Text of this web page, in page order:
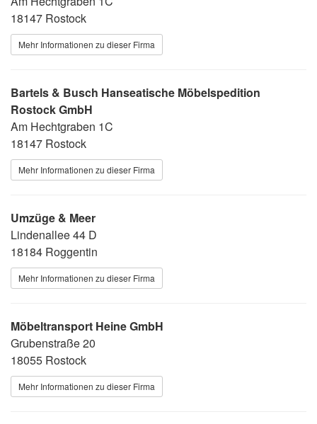
18147 Rostock
Mehr Informationen zu dieser Firma
Bartels & Busch Hanseatische Möbelspedition
Rostock GmbH
Am Hechtgraben 1C
18147 Rostock
Mehr Informationen zu dieser Firma
Umzüge & Meer
Lindenallee 44 D
18184 Roggentin
Mehr Informationen zu dieser Firma
Möbeltransport Heine GmbH
Grubenstraße 20
18055 Rostock
Mehr Informationen zu dieser Firma